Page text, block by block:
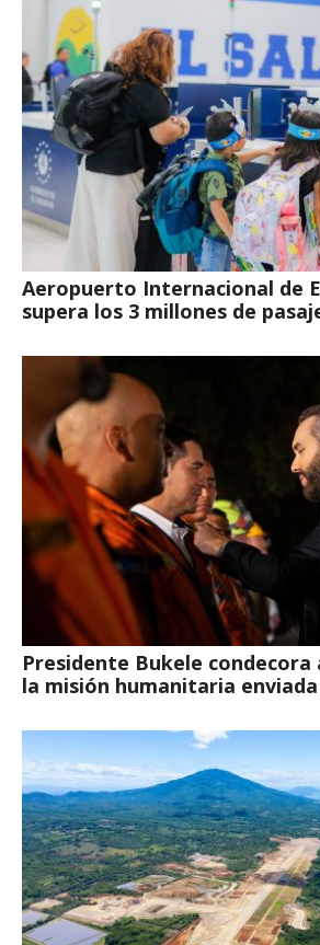
Aeropuerto Internacional de
supera los 3 millones de
Presidente Bukele condecora
la misión humanitaria